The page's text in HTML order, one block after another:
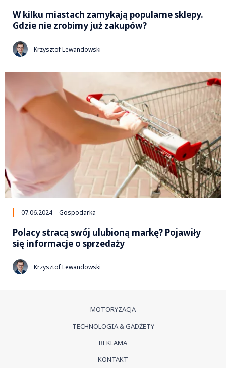
W kilku miastach zamykają popularne sklepy.
Gdzie nie zrobimy już zakupów?
Krzysztof Lewandowski
07.06.2024 Gospodarka
Polacy stracą swój ulubioną markę? Pojawiły
się informacje o sprzedaży
Krzysztof Lewandowski
MOTORYZACJA
TECHNOLOGIA & GADŻETY
REKLAMA
KONTAKT